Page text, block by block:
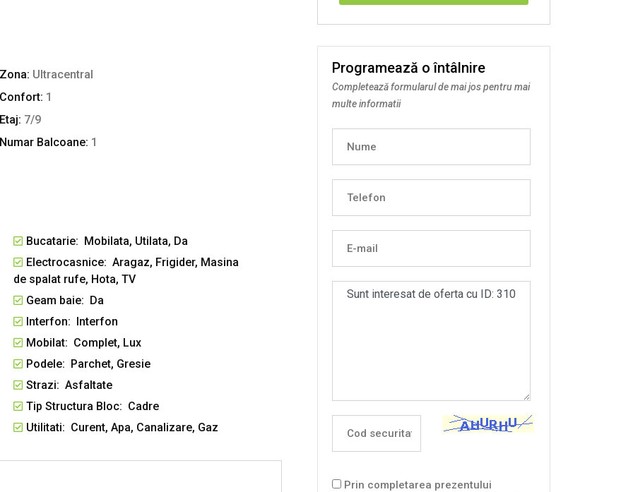
termopan, parchet, gresie, faianta, usa metalica
vizionari va stam la dispozitie la telefon:
camere bacau ultracentral, apartamente de
de inchiriat apartament ultracentral, inchiriere
Zona: Ultracentral
Confort: 1
Etaj: 7/9
Numar Balcoane: 1
Bucatarie: Mobilata, Utilata, Da
Electrocasnice: Aragaz, Frigider, Masina
de spalat rufe, Hota, TV
Geam baie: Da
Interfon: Interfon
Mobilat: Complet, Lux
Podele: Parchet, Gresie
Strazi: Asfaltate
Tip Structura Bloc: Cadre
Utilitati: Curent, Apa, Canalizare, Gaz
Programează o întâlnire
Completează formularul de mai jos pentru mai
multe informatii
Prin completarea prezentului